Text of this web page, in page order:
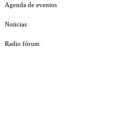
Agenda de eventos
Noticias
Radio fórum